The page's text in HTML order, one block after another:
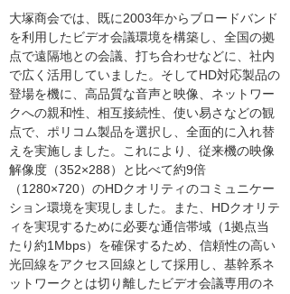
大塚商会では、既に2003年からブロードバンド
を利用したビデオ会議環境を構築し、全国の拠
点で遠隔地との会議、打ち合わせなどに、社内
で広く活用していました。そしてHD対応製品の
登場を機に、高品質な音声と映像、ネットワー
クへの親和性、相互接続性、使い易さなどの観
点で、ポリコム製品を選択し、全面的に入れ替
えを実施しました。これにより、従来機の映像
解像度（352×288）と比べて約9倍
（1280×720）のHDクオリティのコミュニケー
ション環境を実現しました。また、HDクオリテ
ィを実現するために必要な通信帯域（1拠点当
たり約1Mbps）を確保するため、信頼性の高い
光回線をアクセス回線として採用し、基幹系ネ
ットワークとは切り離したビデオ会議専用のネ